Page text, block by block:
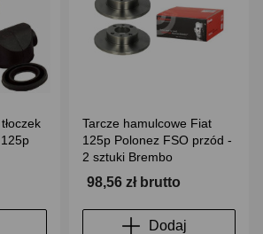
Tarcze hamulcowe Fiat
125p Polonez FSO przód -
2 sztuki Brembo
98,56 zł brutto
Dodaj